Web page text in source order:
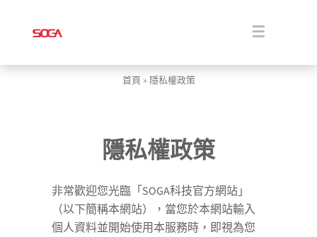
content
Toggle
關於
商品
消息
首頁 » 隱私權政策
隱私權政策
非常歡迎您光臨「SOGA科技官方網站」
（以下簡稱本網站），當您於本網站輸入
個人資料並開始使用本服務時，即視為您